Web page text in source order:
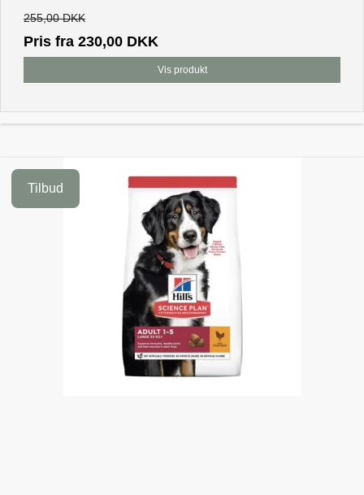
255,00 DKK
Pris fra 230,00 DKK
Vis produkt
Tilbud